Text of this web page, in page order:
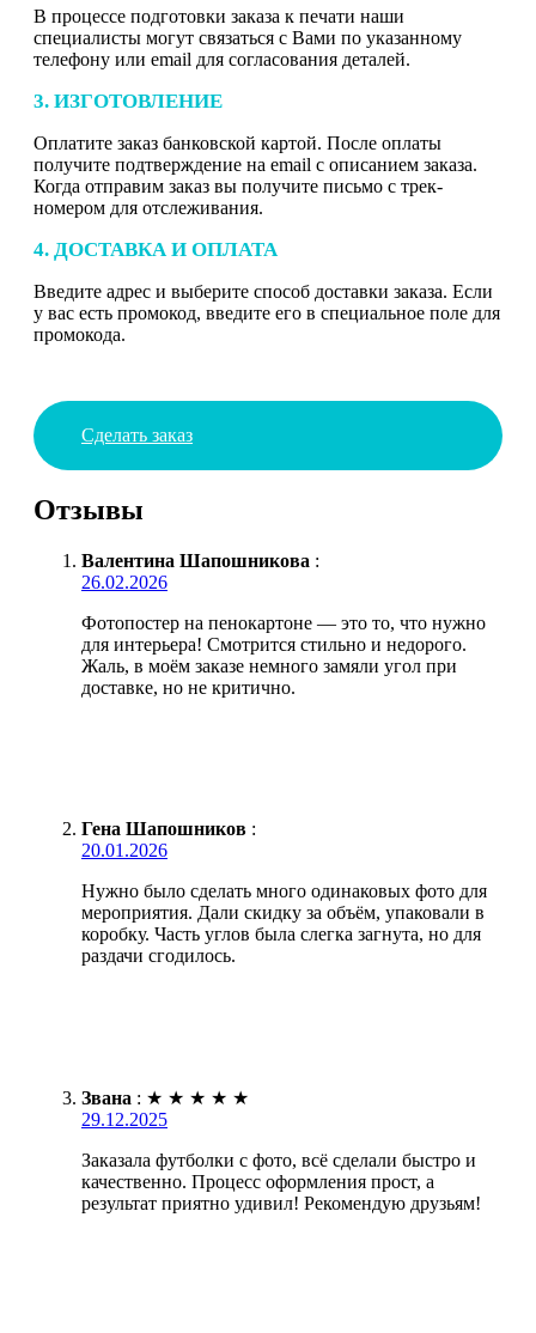
В процессе подготовки заказа к печати наши
специалисты могут связаться с Вами по указанному
телефону или email для согласования деталей.
3. ИЗГОТОВЛЕНИЕ
Оплатите заказ банковской картой. После оплаты
получите подтверждение на email с описанием заказа.
Когда отправим заказ вы получите письмо с трек-
номером для отслеживания.
4. ДОСТАВКА И ОПЛАТА
Введите адрес и выберите способ доставки заказа. Если
у вас есть промокод, введите его в специальное поле для
промокода.
Сделать заказ
Отзывы
Валентина Шапошникова :
26.02.2026
Фотопостер на пенокартоне — это то, что нужно
для интерьера! Смотрится стильно и недорого.
Жаль, в моём заказе немного замяли угол при
доставке, но не критично.
Гена Шапошников :
20.01.2026
Нужно было сделать много одинаковых фото для
мероприятия. Дали скидку за объём, упаковали в
коробку. Часть углов была слегка загнута, но для
раздачи сгодилось.
Звана : ★ ★ ★ ★ ★
29.12.2025
Заказала футболки с фото, всё сделали быстро и
качественно. Процесс оформления прост, а
результат приятно удивил! Рекомендую друзьям!